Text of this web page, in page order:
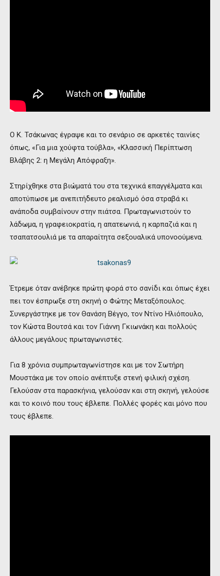
Ο Κ. Τσάκωνας έγραψε και το σενάριο σε αρκετές ταινίες
όπως, «Για μια χούφτα τούβλα», «Κλασσική Περίπτωση
Βλάβης 2: η Μεγάλη Απόφραξη».
Στηρίχθηκε στα βιώματά του στα τεχνικά επαγγέλματα και
αποτύπωσε με ανεπιτήδευτο ρεαλισμό όσα στραβά κι
ανάποδα συμβαίνουν στην πιάτσα. Πρωταγωνιστούν το
λάδωμα, η γραφειοκρατία, η απατεωνιά, η καρπαζιά και η
τσαπατσουλιά με τα απαραίτητα σεξουαλικά υπονοούμενα.
Έτρεμε όταν ανέβηκε πρώτη φορά στο σανίδι και όπως έχει
πει τον έσπρωξε στη σκηνή ο Φώτης Μεταξόπουλος.
Συνεργάστηκε με τον Θανάση Βέγγο, τον Ντίνο Ηλιόπουλο,
τον Κώστα Βουτσά και τον Γιάννη Γκιωνάκη και πολλούς
άλλους μεγάλους πρωταγωνιστές.
Για 8 χρόνια συμπρωταγωνίστησε και με τον Σωτήρη
Μουστάκα με τον οποίο ανέπτυξε στενή φιλική σχέση.
Γελούσαν στα παρασκήνια, γελούσαν και στη σκηνή, γελούσε
και το κοινό που τους έβλεπε. Πολλές φορές και μόνο που
τους έβλεπε.